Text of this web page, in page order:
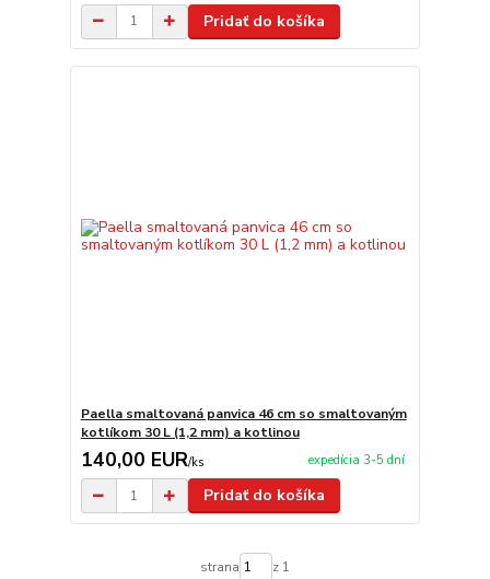
Pridať do košíka
Paella smaltovaná panvica 46 cm so smaltovaným
kotlíkom 30 L (1,2 mm) a kotlinou
140,00 EUR/ks expedícia 3-5 dní
Pridať do košíka
strana z 1